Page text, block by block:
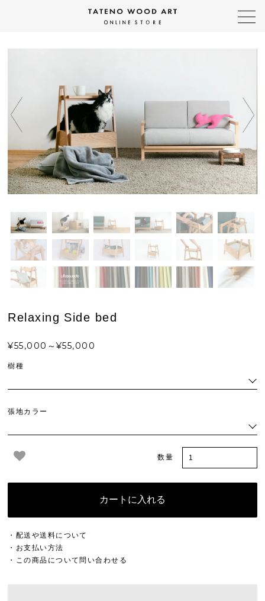
Relaxing Side bed
¥55,000～¥55,000
樹種
張地カラー
数量
カートに入れる
・配送や送料について
・お支払い方法
・この商品について問い合わせる